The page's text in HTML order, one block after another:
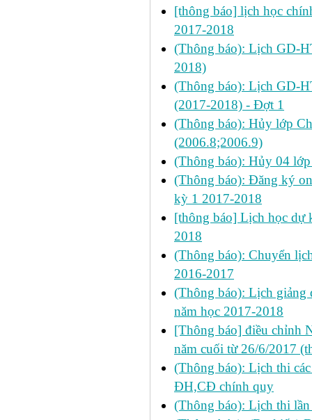
[thông báo] lịch học
2017-2018
(Thông báo): Lịch GD-
2018)
(Thông báo): Lịch GD-
(2017-2018) - Đợt 1
(Thông báo): Hủy lớp
(2006.8;2006.9)
(Thông báo): Hủy 04
(Thông báo): Đăng ký
kỳ 1 2017-2018
[thông báo] Lịch học dự
2018
(Thông báo): Chuyển
2016-2017
(Thông báo): Lịch
năm học 2017-2018
[Thông báo] điều chỉnh
năm cuối từ 26/6/2017
(Thông báo): Lịch thi
ĐH,CĐ chính quy
(Thông báo): Lịch thi